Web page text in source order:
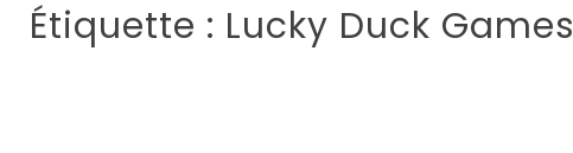
Étiquette : Lucky Duck Games